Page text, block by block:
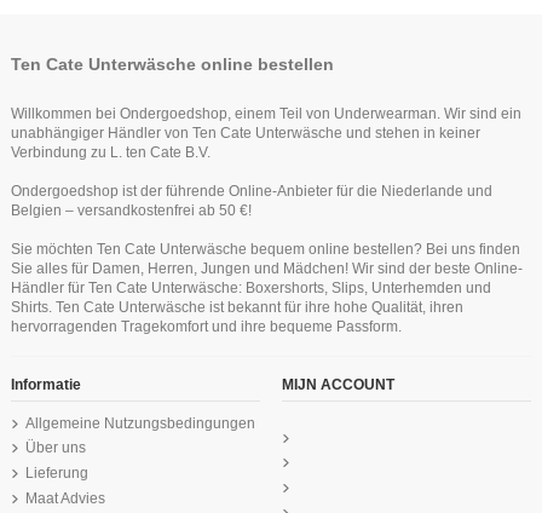
Ten Cate Basics women high waist 2
pack black
24,99 €
34,99 €
Schwartz
29,99 €
Ten Cate Basics women high waist 4
pack black
44,99 €
Ten Cate shape spaghetti zwart
24,99 €
Weiss
24,99 €
Weiss
29,99 €
Ten Cate Unterwäsche online bestellen
Willkommen bei Ondergoedshop, einem Teil von Underwearman. Wir sind ein
unabhängiger Händler von Ten Cate Unterwäsche und stehen in keiner
Verbindung zu L. ten Cate B.V.
Ondergoedshop ist der führende Online-Anbieter für die Niederlande und
Belgien – versandkostenfrei ab 50 €!
Sie möchten Ten Cate Unterwäsche bequem online bestellen? Bei uns finden
Sie alles für Damen, Herren, Jungen und Mädchen! Wir sind der beste Online-
Händler für Ten Cate Unterwäsche: Boxershorts, Slips, Unterhemden und
Shirts. Ten Cate Unterwäsche ist bekannt für ihre hohe Qualität, ihren
hervorragenden Tragekomfort und ihre bequeme Passform.
Informatie
Allgemeine Nutzungsbedingungen
Über uns
Lieferung
Maat Advies
MIJN ACCOUNT